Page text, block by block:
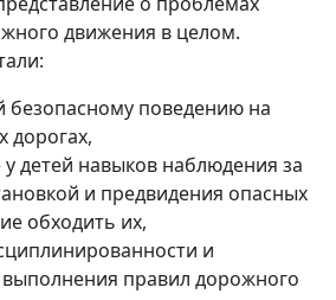
движения в целом.
безопасному поведению на
дорогах,
детей навыков наблюдения за
и предвидения опасных
обходить их,
и
выполнения правил дорожного